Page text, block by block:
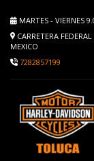
MARTES - VIERNES
CARRETERA
MEXICO
7282857199